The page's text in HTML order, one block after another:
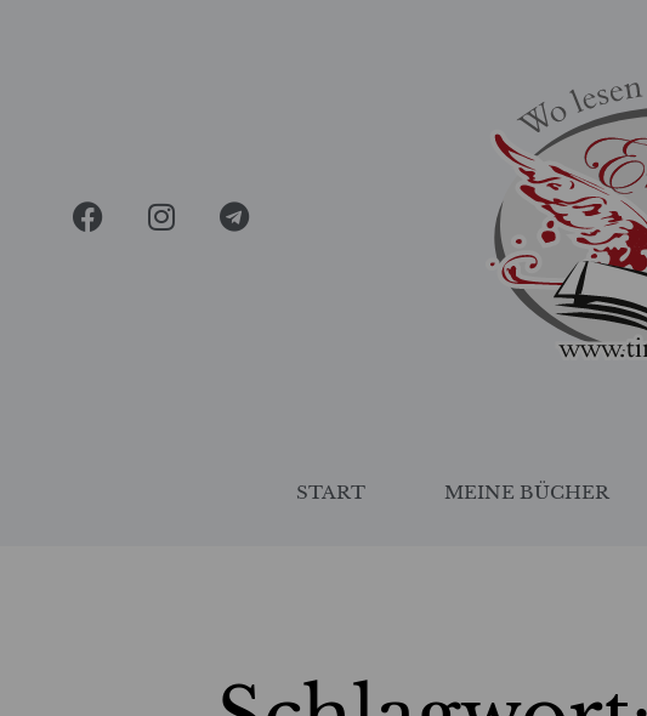
START MEINE BÜCHER